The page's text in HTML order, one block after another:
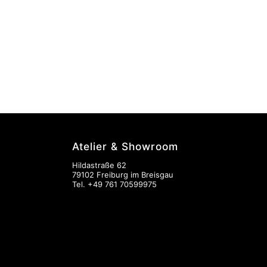
Atelier & Showroom
Hildastraße 62
79102 Freiburg im Breisgau
Tel. +49 761 70599975